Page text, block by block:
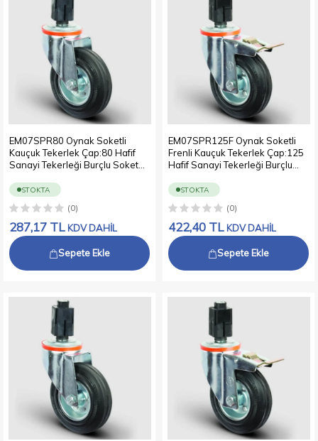
EM07SPR80 Oynak Soketli
Kauçuk Tekerlek Çap:80 Hafif
Sanayi Tekerleği Burçlu Soket
Kauçuk Kaplamalı
STOKTA
(0)
287,17 TL KDV DAHİL
Sepete Ekle
EM07SPR125F Oynak Soketli
Frenli Kauçuk Tekerlek Çap:125
Hafif Sanayi Tekerleği Burçlu
Üzeri Kauçuk Kaplamalı
STOKTA
(0)
422,40 TL KDV DAHİL
Sepete Ekle